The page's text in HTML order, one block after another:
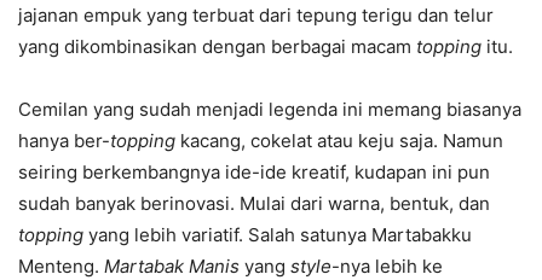
jajanan empuk yang terbuat dari tepung terigu dan telur
yang dikombinasikan dengan berbagai macam topping itu.
Cemilan yang sudah menjadi legenda ini memang biasanya
hanya ber-topping kacang, cokelat atau keju saja. Namun
seiring berkembangnya ide-ide kreatif, kudapan ini pun
sudah banyak berinovasi. Mulai dari warna, bentuk, dan
topping yang lebih variatif. Salah satunya Martabakku
Menteng. Martabak Manis yang style-nya lebih ke